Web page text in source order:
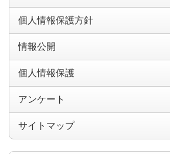
個人情報保護方針
情報公開
個人情報保護
アンケート
サイトマップ